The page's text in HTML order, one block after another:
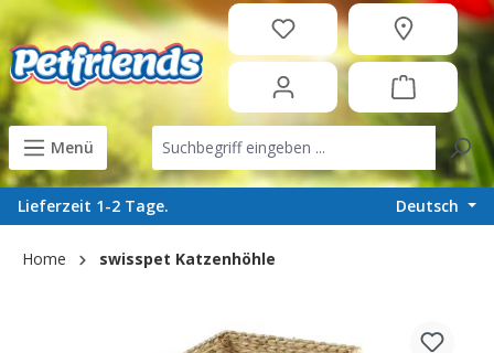
content
Menü
Lieferzeit 1-2 Tage. Deutsch
Home swisspet Katzenhöhle